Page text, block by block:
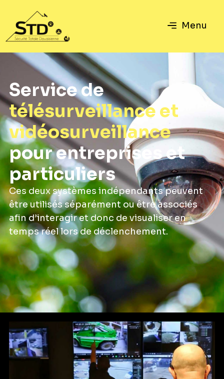
Menu
Service de
télésurveillance et
vidéosurveillance
pour entreprises et
particuliers
Ces deux systèmes indépendants peuvent
être utilisés séparément ou être associés
afin d’interagir et donc de visualiser en
temps réel lors de déclenchement.